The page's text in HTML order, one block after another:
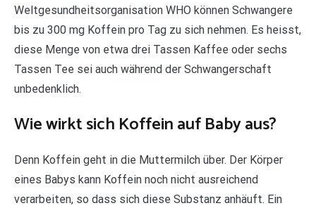
Weltgesundheitsorganisation WHO können Schwangere
bis zu 300 mg Koffein pro Tag zu sich nehmen. Es heisst,
diese Menge von etwa drei Tassen Kaffee oder sechs
Tassen Tee sei auch während der Schwangerschaft
unbedenklich.
Wie wirkt sich Koffein auf Baby aus?
Denn Koffein geht in die Muttermilch über. Der Körper
eines Babys kann Koffein noch nicht ausreichend
verarbeiten, so dass sich diese Substanz anhäuft. Ein